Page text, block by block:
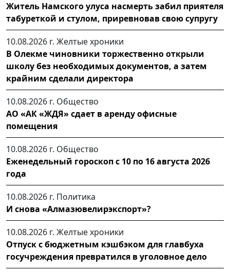
Житель Намского улуса насмерть забил приятеля
табуреткой и стулом, приревновав свою супругу
10.08.2026 г. Желтые хроники
В Олекме чиновники торжественно открыли
школу без необходимых документов, а затем
крайним сделали директора
10.08.2026 г. Общество
АО «АК «ЖДЯ» сдает в аренду офисные
помещения
10.08.2026 г. Общество
Еженедельный гороскоп с 10 по 16 августа 2026
года
10.08.2026 г. Политика
И снова «Алмазювелирэкспорт»?
10.08.2026 г. Желтые хроники
Отпуск с бюджетным кэшбэком для главбуха
госучреждения превратился в уголовное дело